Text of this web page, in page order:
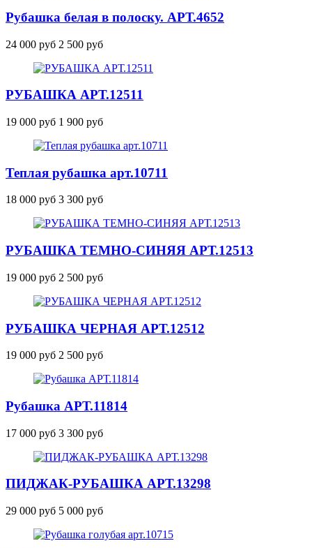
Рубашка белая в полоску. АРТ.4652
24 000 руб 2 500 руб
РУБАШКА АРТ.12511
19 000 руб 1 900 руб
Теплая рубашка арт.10711
18 000 руб 3 300 руб
РУБАШКА ТЕМНО-СИНЯЯ АРТ.12513
19 000 руб 2 500 руб
РУБАШКА ЧЕРНАЯ АРТ.12512
19 000 руб 2 500 руб
Рубашка АРТ.11814
17 000 руб 3 300 руб
ПИДЖАК-РУБАШКА АРТ.13298
29 000 руб 5 000 руб